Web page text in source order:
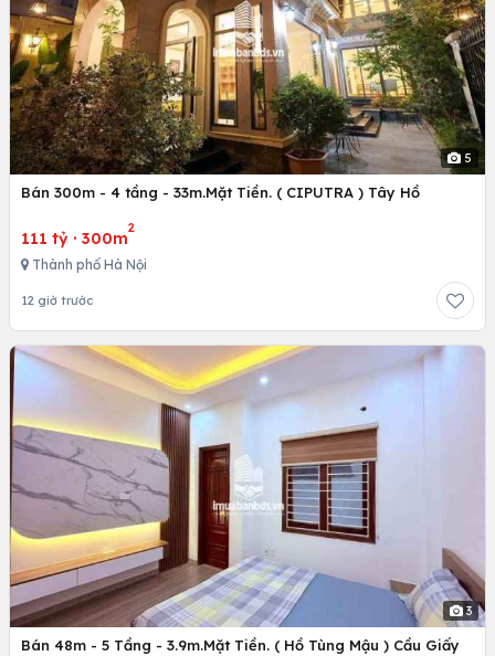
5
Bán 300m - 4 tầng - 33m.Mặt Tiền. ( CIPUTRA ) Tây Hồ
111 tỷ · 300m
2
Thành phố Hà Nội
12 giờ trước
3
Bán 48m - 5 Tầng - 3.9m.Mặt Tiền. ( Hồ Tùng Mậu ) Cầu Giấy